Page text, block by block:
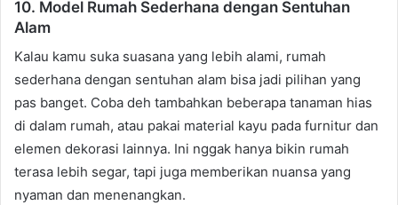
10. Model Rumah Sederhana dengan Sentuhan
Alam
Kalau kamu suka suasana yang lebih alami, rumah
sederhana dengan sentuhan alam bisa jadi pilihan yang
pas banget. Coba deh tambahkan beberapa tanaman hias
di dalam rumah, atau pakai material kayu pada furnitur dan
elemen dekorasi lainnya. Ini nggak hanya bikin rumah
terasa lebih segar, tapi juga memberikan nuansa yang
nyaman dan menenangkan.